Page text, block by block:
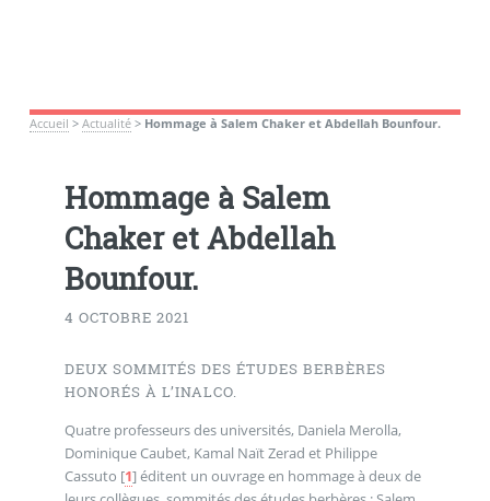
Accueil > Actualité> Hommage à Salem Chaker et Abdellah Bounfour.
Hommage à Salem
Chaker et Abdellah
Bounfour.
4 OCTOBRE 2021
DEUX SOMMITÉS DES ÉTUDES BERBÈRES
HONORÉS À L’INALCO.
Quatre professeurs des universités, Daniela Merolla,
Dominique Caubet, Kamal Naït Zerad et Philippe
Cassuto [1]éditent un ouvrage en hommage à deux de